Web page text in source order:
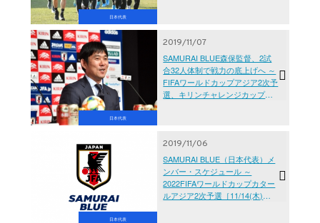
日本代表
日本代表
2019/11/07
SAMURAI BLUE森保監督、2試
合32人体制で戦力の底上げへ ～
FIFAワールドカップアジア2次予
選、キリンチャレンジカップ
日本代表
2019/11/06
SAMURAI BLUE（日本代表）メ
ンバー・スケジュール ～
2022FIFAワールドカップカター
ルアジア2次予選［11/14(木)＠